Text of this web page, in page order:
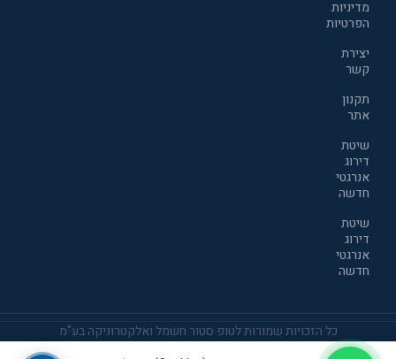
מדיניות
הפרטיות
יצירת
קשר
תקנון
אתר
שיטת
דירוג
אנרגטי
חדשה
שיטת
דירוג
אנרגטי
חדשה
כל הזכויות שמורות לטופ סטור חשמל ואלקטרוניקה בע"מ